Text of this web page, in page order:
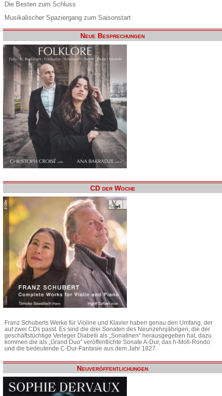
Die Besten zum Schluss
Musikalischer Spaziergang zum Saisonstart
Neue Besprechungen
CD der Woche
Franz Schuberts Werke für Violine und Klavier haben genau den Umfang, der
auf zwei CDs passt. Es sind die drei Sonaten des Neunzehnjährigen, die der
geschäftstüchtige Verleger Diabelli als „Sonatinen“ herausgegeben hat, dazu
kommen die als „Grand Duo“ veröffentlichte Sonate A-Dur, das h-Moll-Rondo
und die bedeutende C-Dur-Fantasie aus dem Jahr 1827.
Neuveröffentlichungen